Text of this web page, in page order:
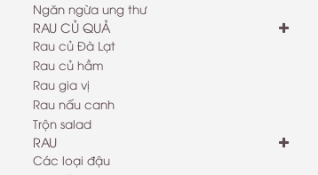
Ngăn ngừa ung thư
RAU CỦ QUẢ
Rau củ Đà Lạt
Rau củ hầm
Rau gia vị
Rau nấu canh
Trộn salad
RAU
Các loại đậu